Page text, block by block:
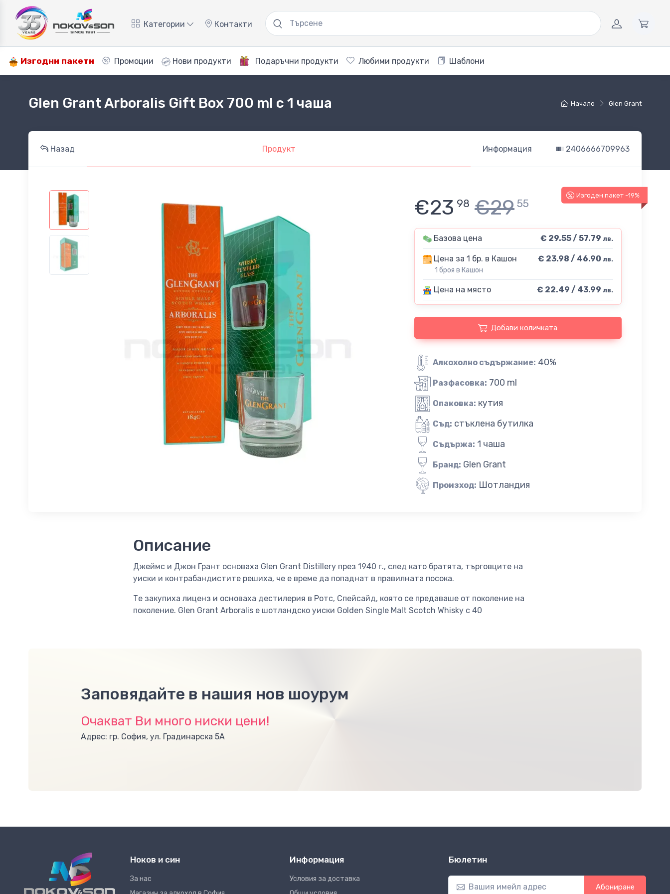
Категории Контакти
Изгодни пакети Промоции Нови продукти Подаръчни продукти Любими продукти Шаблони
Начало Glen Grant
Glen Grant Arboralis Gift Box 700 ml с 1 чаша
Назад Продукт Информация 2406666709963
Изгоден пакет -19%
€23 98 €29 55
Базова цена € 29.55 / 57.79 лв.
Цена за 1 бр. в Кашон
1 броя в Кашон
€ 23.98 / 46.90 лв.
Цена на място € 22.49 / 43.99 лв.
Добави количката
Алкохолно съдържание: 40%
Разфасовка: 700 ml
Опаковка: кутия
Съд: стъклена бутилка
Съдържа: 1 чаша
Бранд: Glen Grant
Произход: Шотландия
Описание
Джеймс и Джон Грант основаха Glen Grant Distillery през 1940 г., след като братята, търговците на
уиски и контрабандистите решиха, че е време да попаднат в правилната посока.
Те закупиха лиценз и основаха дестилерия в Ротс, Спейсайд, която се предаваше от поколение на
поколение. Glen Grant Arboralis е шотландско уиски Golden Single Malt Scotch Whisky с 40
Заповядайте в нашия нов шоурум
Очакват Ви много ниски цени!
Адрес: гр. София, ул. Градинарска 5А
Ноков и син
За нас
Информация
Условия за доставка
Бюлетин
Абониране